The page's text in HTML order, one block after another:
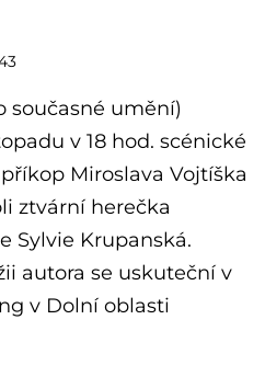
současné umění)
v 18 hod. scénické
Miroslava Vojtíška
ztvární herečka
Sylvie Krupanská.
autora se uskuteční v
v Dolní oblasti